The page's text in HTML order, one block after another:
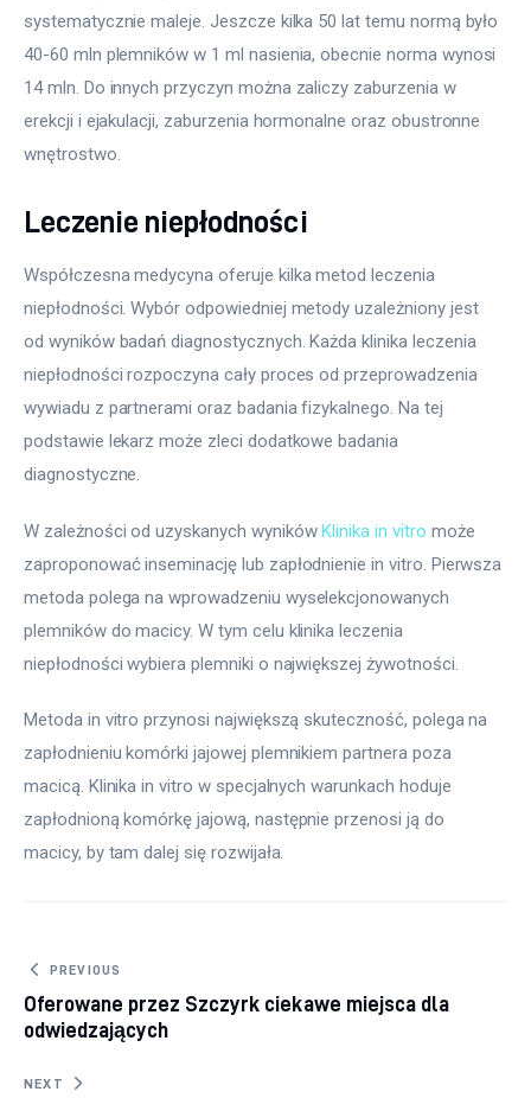
systematycznie maleje. Jeszcze kilka 50 lat temu normą było
40-60 mln plemników w 1 ml nasienia, obecnie norma wynosi
14 mln. Do innych przyczyn można zaliczy zaburzenia w
erekcji i ejakulacji, zaburzenia hormonalne oraz obustronne
wnętrostwo.
Leczenie niepłodności
Współczesna medycyna oferuje kilka metod leczenia
niepłodności. Wybór odpowiedniej metody uzależniony jest
od wyników badań diagnostycznych. Każda klinika leczenia
niepłodności rozpoczyna cały proces od przeprowadzenia
wywiadu z partnerami oraz badania fizykalnego. Na tej
podstawie lekarz może zleci dodatkowe badania
diagnostyczne.
W zależności od uzyskanych wyników Klinika in vitro może
zaproponować inseminację lub zapłodnienie in vitro. Pierwsza
metoda polega na wprowadzeniu wyselekcjonowanych
plemników do macicy. W tym celu klinika leczenia
niepłodności wybiera plemniki o największej żywotności.
Metoda in vitro przynosi największą skuteczność, polega na
zapłodnieniu komórki jajowej plemnikiem partnera poza
macicą. Klinika in vitro w specjalnych warunkach hoduje
zapłodnioną komórkę jajową, następnie przenosi ją do
macicy, by tam dalej się rozwijała.
Nawigacja
wpisu
PREVIOUS
Oferowane przez Szczyrk ciekawe miejsca dla
odwiedzających
NEXT